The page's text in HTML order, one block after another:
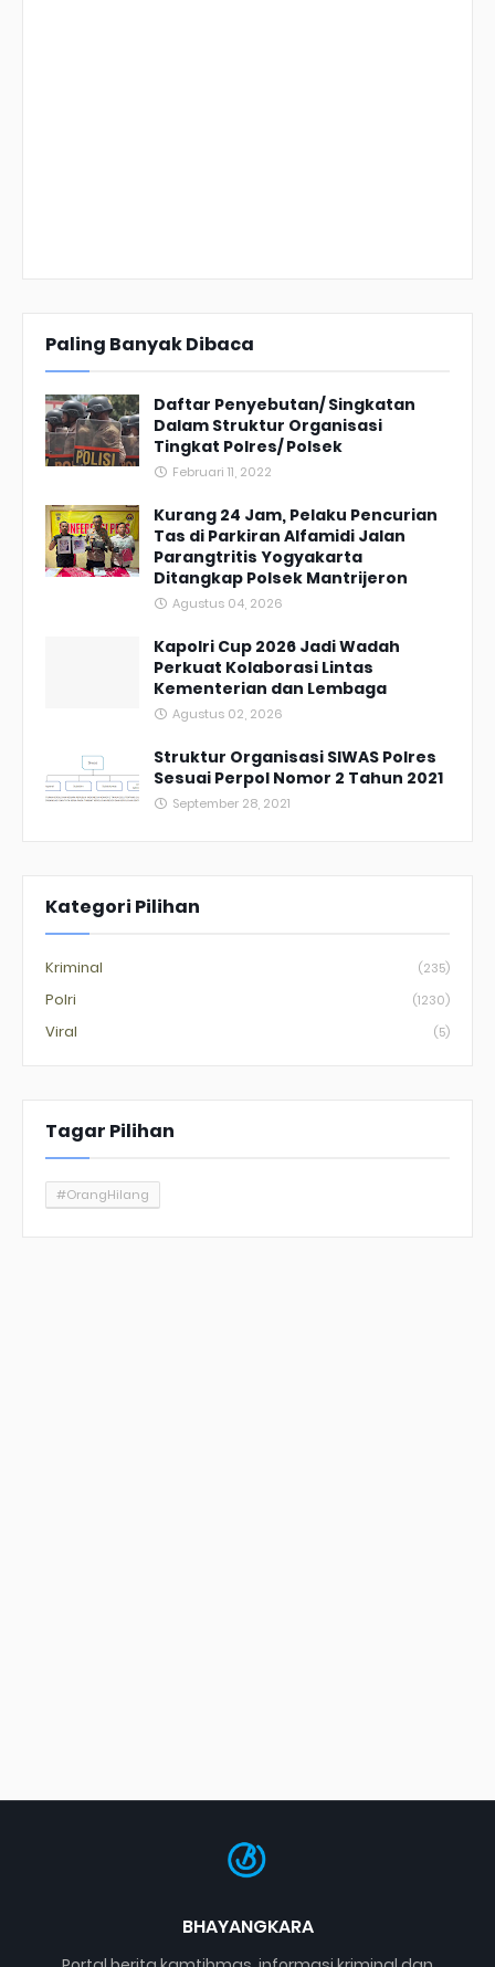
Paling Banyak Dibaca
Daftar Penyebutan/ Singkatan
Dalam Struktur Organisasi
Tingkat Polres/ Polsek
Februari 11, 2022
Kurang 24 Jam, Pelaku Pencurian
Tas di Parkiran Alfamidi Jalan
Parangtritis Yogyakarta
Ditangkap Polsek Mantrijeron
Agustus 04, 2026
Kapolri Cup 2026 Jadi Wadah
Perkuat Kolaborasi Lintas
Kementerian dan Lembaga
Agustus 02, 2026
Struktur Organisasi SIWAS Polres
Sesuai Perpol Nomor 2 Tahun 2021
September 28, 2021
Kategori Pilihan
Kriminal (235)
Polri (1230)
Viral (5)
Tagar Pilihan
#OrangHilang
BHAYANGKARA